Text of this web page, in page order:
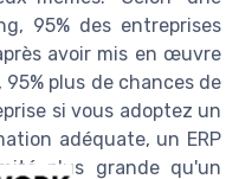
95% des entreprises
avoir mis en œuvre
plus de chances de
si vous adoptez un
adéquate, un ERP
plus grande qu'un